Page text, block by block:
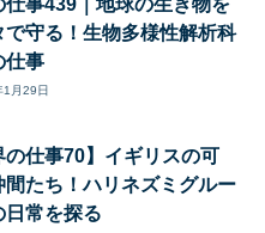
で守る！生物多様性解析科
仕事
月29日
の仕事70】イギリスの可
間たち！ハリネズミグルー
日常を探る